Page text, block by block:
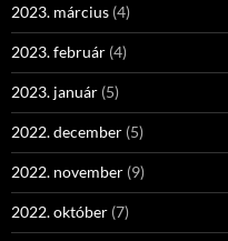
2023. március (4)
2023. február (4)
2023. január (5)
2022. december (5)
2022. november (9)
2022. október (7)